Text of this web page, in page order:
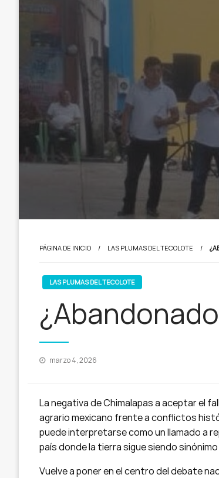
PÁGINA DE INICIO LAS PLUMAS DEL TECOLOTE
LAS PLUMAS DEL TECOLOTE
Publicado
marzo 4, 2026
La negativa de Chimalapas a aceptar el
agrario mexicano frente a conflictos
puede interpretarse como un llamado a
país donde la tierra sigue siendo
Vuelve a poner en el centro del debate